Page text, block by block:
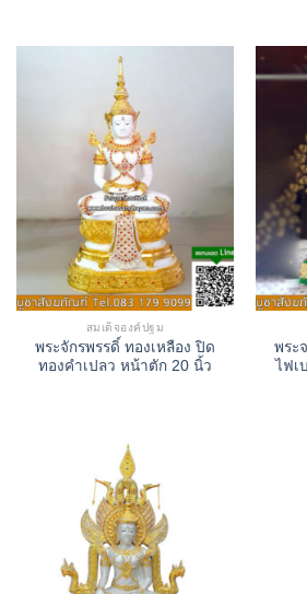
สมเด็จองค์ปฐม
พระจักรพรรดิ์ ทองเหลือง ปิด
ทองคำเปลว หน้าตัก 20 นิ้ว
พระ
ไฟเ